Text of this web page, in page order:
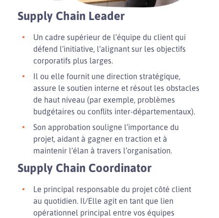
Supply Chain Leader
Un cadre supérieur de l’équipe du client qui
défend l’initiative, l’alignant sur les objectifs
corporatifs plus larges.
Il ou elle fournit une direction stratégique,
assure le soutien interne et résout les obstacles
de haut niveau (par exemple, problèmes
budgétaires ou conflits inter-départementaux).
Son approbation souligne l’importance du
projet, aidant à gagner en traction et à
maintenir l’élan à travers l’organisation.
Supply Chain Coordinator
Le principal responsable du projet côté client
au quotidien. Il/Elle agit en tant que lien
opérationnel principal entre vos équipes